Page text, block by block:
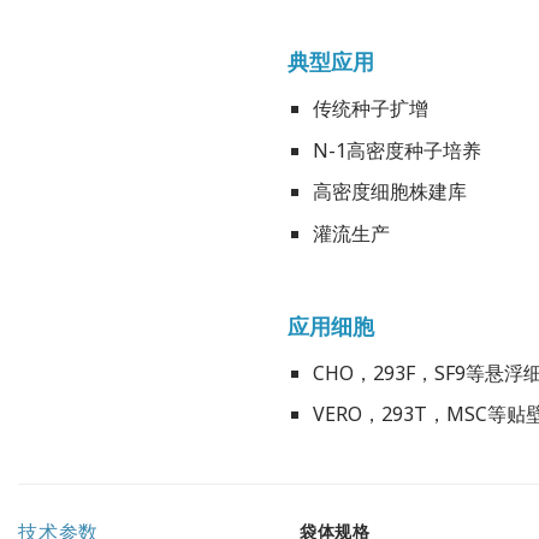
典型应用
传统种子扩增
N-1高密度种子培养
高密度细胞株建库
灌流生产
应用细胞
CHO，293F，SF9等悬浮
VERO，293T，MSC等贴
技术参数 袋体规格